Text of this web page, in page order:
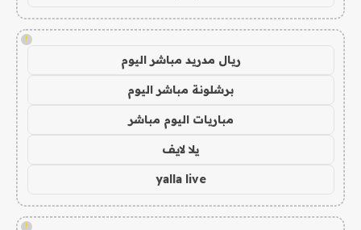
!
ريال مدريد مباشر اليوم
برشلونة مباشر اليوم
مباريات اليوم مباشر
يلا لايف
yalla live
!